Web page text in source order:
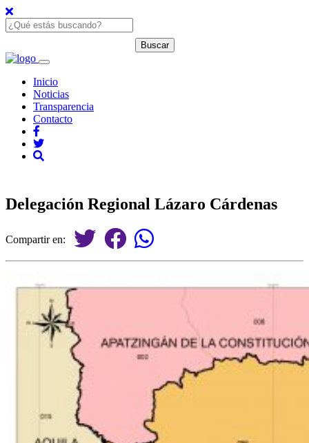
Inicio
Noticias
Transparencia
Contacto
Delegación Regional Lázaro Cárdenas
Compartir en: